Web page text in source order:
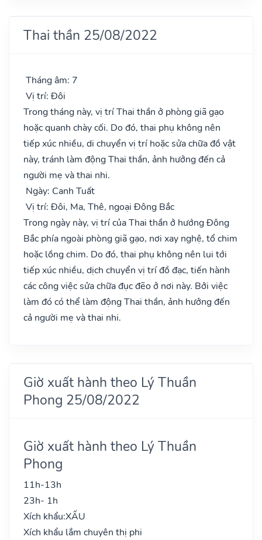
Thai thần 25/08/2022
Tháng âm: 7
Vị trí: Đôi
Trong tháng này, vị trí Thai thần ở phòng giã gạo
hoặc quanh chày cối. Do đó, thai phụ không nên
tiếp xúc nhiều, di chuyển vị trí hoặc sửa chữa đồ vật
này, tránh làm động Thai thần, ảnh hưởng đến cả
người mẹ và thai nhi.
Ngày: Canh Tuất
Vị trí: Đôi, Ma, Thê, ngoại Đông Bắc
Trong ngày này, vị trí của Thai thần ở hướng Đông
Bắc phía ngoài phòng giã gạo, nơi xay nghệ, tổ chim
hoặc lồng chim. Do đó, thai phụ không nên lui tới
tiếp xúc nhiều, dịch chuyển vị trí đồ đạc, tiến hành
các công việc sửa chữa đục đẽo ở nơi này. Bởi việc
làm đó có thể làm động Thai thần, ảnh hưởng đến
cả người mẹ và thai nhi.
Giờ xuất hành theo Lý Thuần
Phong 25/08/2022
Giờ xuất hành theo Lý Thuần
Phong
11h-13h
23h- 1h
Xích khẩu:XẤU
Xích khẩu lắm chuyên thị phi